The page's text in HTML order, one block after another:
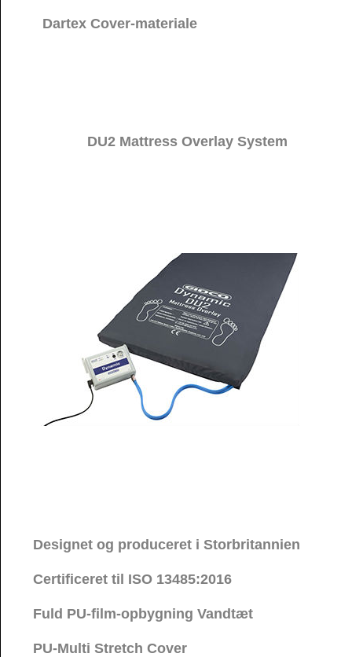
Dartex Cover-materiale
DU2 Mattress Overlay System
Designet og produceret i Storbritannien
Certificeret til ISO 13485:2016
Fuld PU-film-opbygning Vandtæt
PU-Multi Stretch Cover